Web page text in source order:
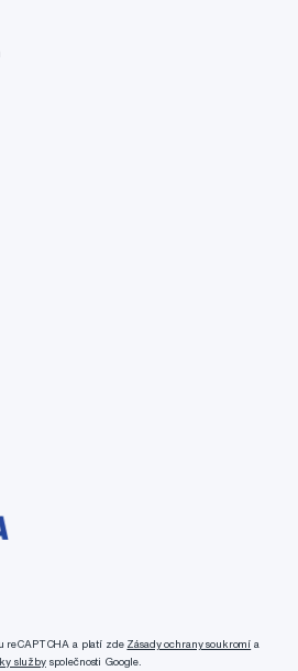
reCAPTCHA a platí zde Zásady ochrany soukromí a
službyspolečnosti Google.